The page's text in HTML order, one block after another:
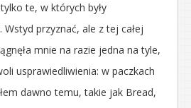
te, w których były
przyznać, ale z tej całej
mnie na razie jedna na tyle,
usprawiedliwienia: w paczkach
dawno temu, takie jak Bread,